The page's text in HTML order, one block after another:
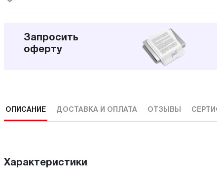
Запросить
оферту
ОПИСАНИЕ ДОСТАВКА И ОПЛАТА ОТЗЫВЫ
Характеристики